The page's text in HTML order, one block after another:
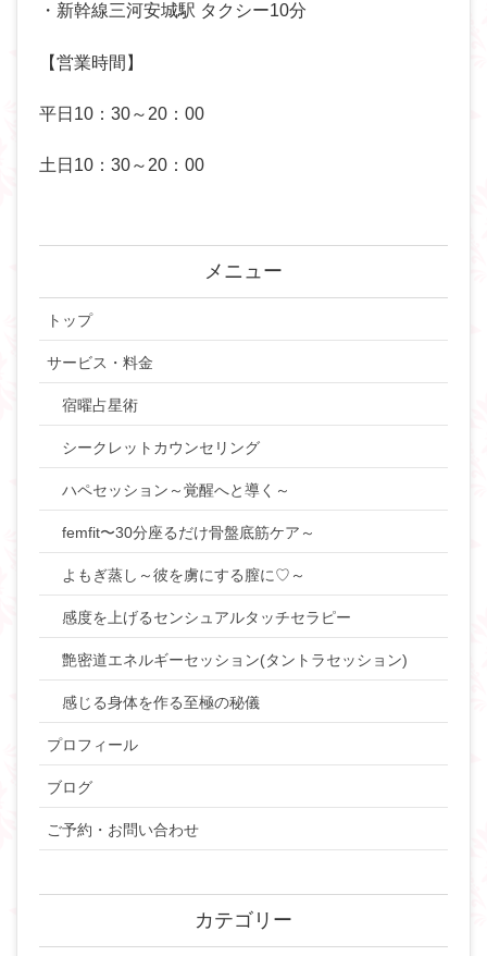
・新幹線三河安城駅 タクシー10分
【営業時間】
平日10：30～20：00
土日10：30～20：00
メニュー
トップ
サービス・料金
宿曜占星術
シークレットカウンセリング
ハペセッション～覚醒へと導く～
femfit〜30分座るだけ骨盤底筋ケア～
よもぎ蒸し～彼を虜にする膣に♡～
感度を上げるセンシュアルタッチセラピー
艶密道エネルギーセッション(タントラセッション)
感じる身体を作る至極の秘儀
プロフィール
ブログ
ご予約・お問い合わせ
カテゴリー